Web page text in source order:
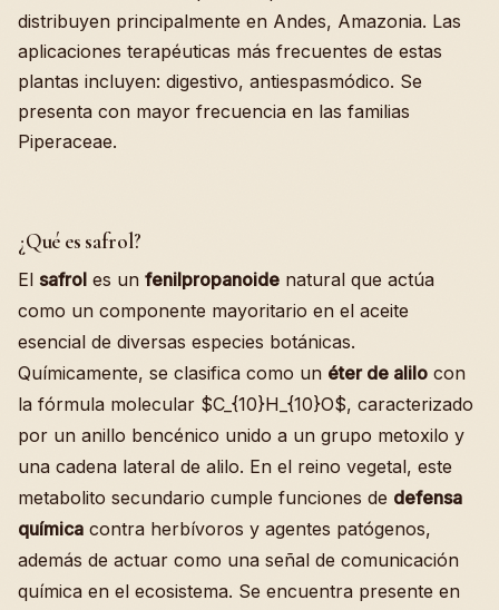
distribuyen principalmente en Andes, Amazonia. Las
aplicaciones terapéuticas más frecuentes de estas
plantas incluyen: digestivo, antiespasmódico. Se
presenta con mayor frecuencia en las familias
Piperaceae.
¿Qué es safrol?
El safrol es un fenilpropanoide natural que actúa
como un componente mayoritario en el aceite
esencial de diversas especies botánicas.
Químicamente, se clasifica como un éter de alilo con
la fórmula molecular $C_{10}H_{10}O$, caracterizado
por un anillo bencénico unido a un grupo metoxilo y
una cadena lateral de alilo. En el reino vegetal, este
metabolito secundario cumple funciones de defensa
química contra herbívoros y agentes patógenos,
además de actuar como una señal de comunicación
química en el ecosistema. Se encuentra presente en